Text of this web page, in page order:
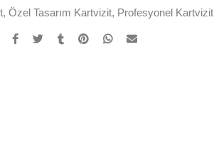
, Özel Tasarım Kartvizit, Profesyonel Kartvizit